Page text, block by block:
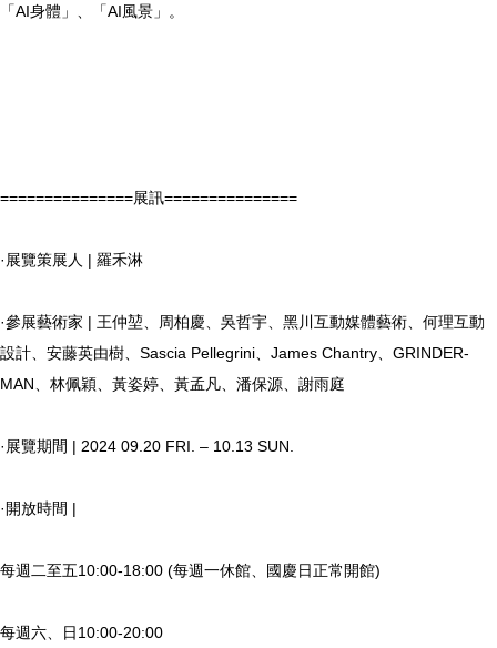
「AI身體」、「AI風景」。
===============展訊===============
·展覽策展人 | 羅禾淋
·參展藝術家 | 王仲堃、周柏慶、吳哲宇、黑川互動媒體藝術、何理互動
設計、安藤英由樹、Sascia Pellegrini、James Chantry、GRINDER-
MAN、林佩穎、黃姿婷、黃孟凡、潘保源、謝雨庭
·展覽期間 | 2024 09.20 FRI. – 10.13 SUN.
·開放時間 |
每週二至五10:00-18:00 (每週一休館、國慶日正常開館)
每週六、日10:00-20:00